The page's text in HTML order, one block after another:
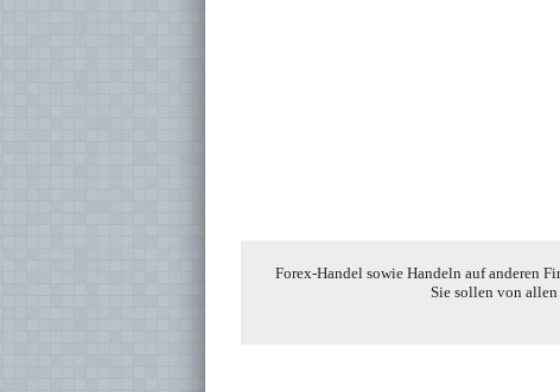
Forex-Handel sowie Handeln auf anderen
Sie sollen von